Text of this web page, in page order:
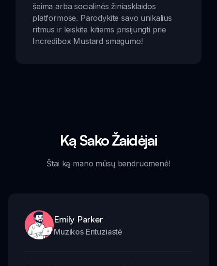
šeima arba socialinės žiniasklaidos
platformose. Parodykite savo unikalius
ritmus ir leiskite kitiems prisijungti prie
Incredibox Mustard smagumo!
Ką Sako Žaidėjai
Štai ką mano mūsų bendruomenė!
Emily Parker
Muzikos Entuziastė